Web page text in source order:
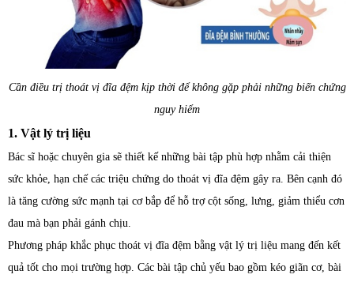
Cần điều trị thoát vị đĩa đệm kịp thời để không gặp phải những biến chứng
nguy hiểm
1. Vật lý trị liệu
Bác sĩ hoặc chuyên gia sẽ thiết kế những bài tập phù hợp nhằm cải thiện
sức khỏe, hạn chế các triệu chứng do thoát vị đĩa đệm gây ra. Bên cạnh đó
là tăng cường sức mạnh tại cơ bắp để hỗ trợ cột sống, lưng, giảm thiểu cơn
đau mà bạn phải gánh chịu.
Phương pháp khắc phục thoát vị đĩa đệm bằng vật lý trị liệu mang đến kết
quả tốt cho mọi trường hợp. Các bài tập chủ yếu bao gồm kéo giãn cơ, bài